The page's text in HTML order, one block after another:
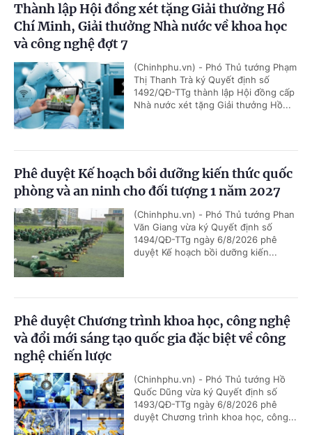
Thành lập Hội đồng xét tặng Giải thưởng Hồ
Chí Minh, Giải thưởng Nhà nước về khoa học
và công nghệ đợt 7
(Chinhphu.vn) - Phó Thủ tướng Phạm
Thị Thanh Trà ký Quyết định số
1492/QĐ-TTg thành lập Hội đồng cấp
Nhà nước xét tặng Giải thưởng Hồ...
Phê duyệt Kế hoạch bồi dưỡng kiến thức quốc
phòng và an ninh cho đối tượng 1 năm 2027
(Chinhphu.vn) - Phó Thủ tướng Phan
Văn Giang vừa ký Quyết định số
1494/QĐ-TTg ngày 6/8/2026 phê
duyệt Kế hoạch bồi dưỡng kiến...
Phê duyệt Chương trình khoa học, công nghệ
và đổi mới sáng tạo quốc gia đặc biệt về công
nghệ chiến lược
(Chinhphu.vn) - Phó Thủ tướng Hồ
Quốc Dũng vừa ký Quyết định số
1493/QĐ-TTg ngày 6/8/2026 phê
duyệt Chương trình khoa học, công...